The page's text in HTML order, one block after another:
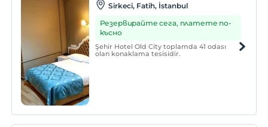
Sirkeci, Fatih, İstanbul
Резервирайте сега, платете по-
късно
Şehir Hotel Old City toplamda 41 odası
olan konaklama tesisidir.